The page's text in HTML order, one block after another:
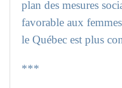
plan des mesures
favorable aux
le Québec est plus
***